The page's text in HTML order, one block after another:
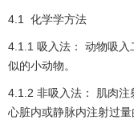
4.1 化学学方法
4.1.1 吸入法： 动物吸
似的小动物。
4.1.2 非吸入法： 肌肉
心脏内或静脉内注射过